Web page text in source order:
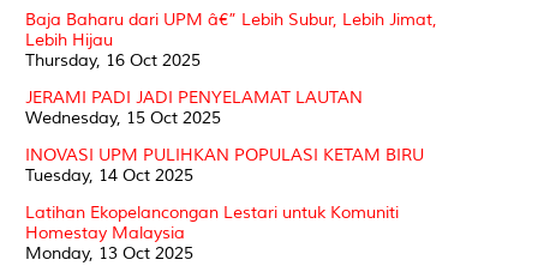
Baja Baharu dari UPM â€” Lebih Subur, Lebih Jimat,
Lebih Hijau
Thursday, 16 Oct 2025
JERAMI PADI JADI PENYELAMAT LAUTAN
Wednesday, 15 Oct 2025
INOVASI UPM PULIHKAN POPULASI KETAM BIRU
Tuesday, 14 Oct 2025
Latihan Ekopelancongan Lestari untuk Komuniti
Homestay Malaysia
Monday, 13 Oct 2025